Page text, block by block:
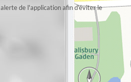
de l'application afin d'éviter le